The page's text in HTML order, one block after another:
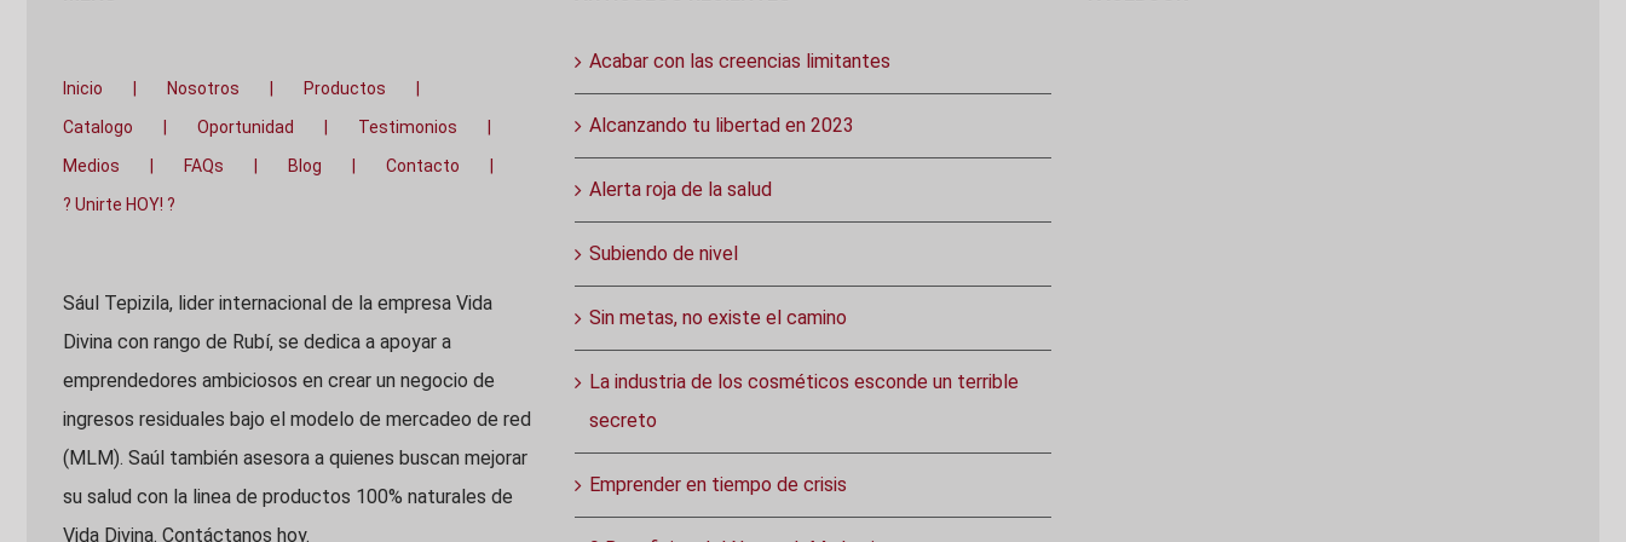
Inicio Nosotros
Productos
Catalogo
Oportunidad
Testimonios
Medios
FAQs Blog
Contacto
? Unirte HOY! ?
Sául Tepizila, lider internacional de la empresa Vida
Divina con rango de Rubí, se dedica a apoyar a
emprendedores ambiciosos en crear un negocio de
ingresos residuales bajo el modelo de mercadeo de red
(MLM). Saúl también asesora a quienes buscan mejorar
su salud con la linea de productos 100% naturales de
Vida Divina. Contáctanos hoy.
Acabar con las creencias limitantes
Alcanzando tu libertad en 2023
Alerta roja de la salud
Subiendo de nivel
Sin metas, no existe el camino
La industria de los cosméticos esconde un terrible
secreto
Emprender en tiempo de crisis